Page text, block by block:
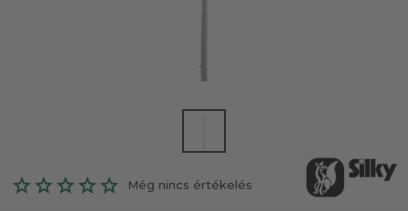
Még nincs értékelés